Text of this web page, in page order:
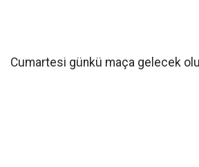
Cumartesi günkü maça gelecek